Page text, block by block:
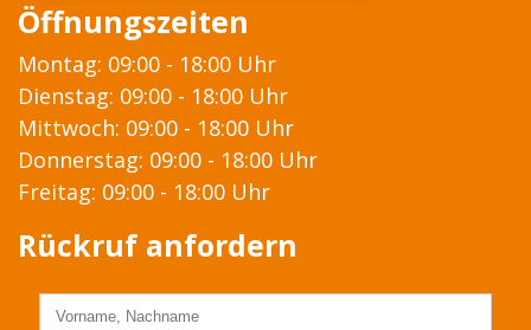
Öffnungszeiten
Montag: 09:00 - 18:00 Uhr
Dienstag: 09:00 - 18:00 Uhr
Mittwoch: 09:00 - 18:00 Uhr
Donnerstag: 09:00 - 18:00 Uhr
Freitag: 09:00 - 18:00 Uhr
Rückruf anfordern